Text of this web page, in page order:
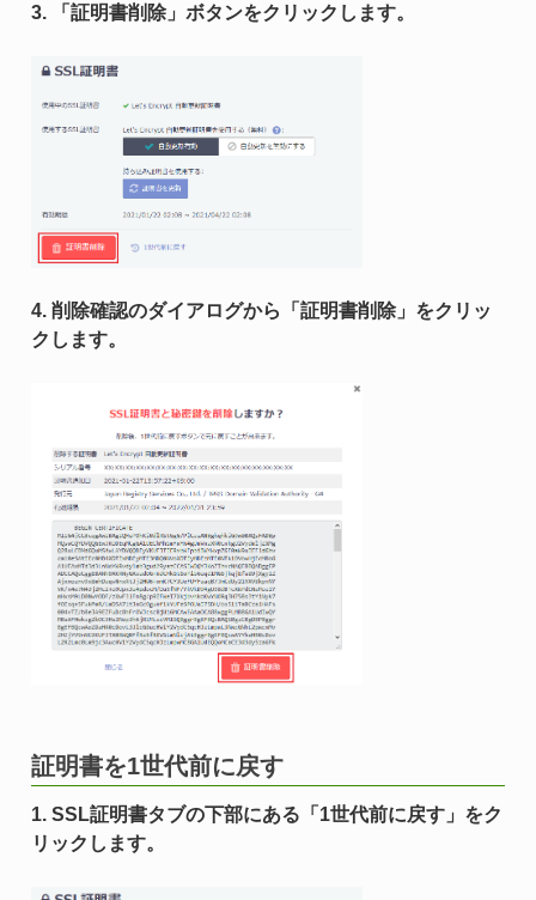
3. 「証明書削除」ボタンをクリックします。
4. 削除確認のダイアログから「証明書削除」をクリッ
クします。
証明書を1世代前に戻す
1. SSL証明書タブの下部にある「1世代前に戻す」をク
リックします。